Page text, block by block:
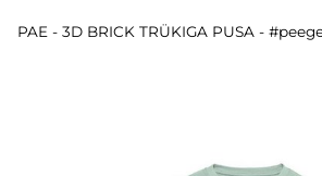
PAE - 3D BRICK TRÜKIGA PUSA -